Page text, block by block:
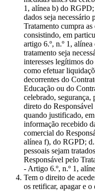
1, alínea b) do
dados seja necessário
Tratamento cumpra
consistindo, em
artigo 6.º, n.º 1,
tratamento seja
interesses legítimos
como efetuar
decorrentes do
Educação ou do
celebrado, segurança,
direto do
quando justificado,
informação recebido
comercial do
alínea f), do RGPD; d.
pessoais sejam
Responsável pelo
- Artigo 6.º, n.º 1,
Tem o direito de
os retificar, apagar e